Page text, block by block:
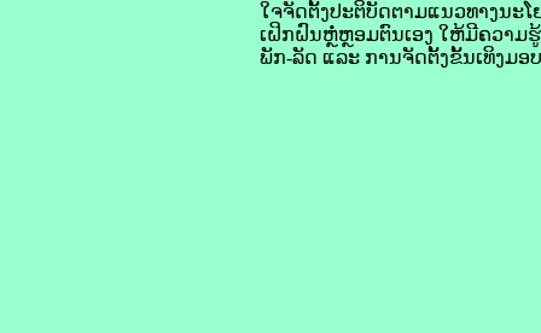
ໃຈຈັດຕັ້ງປະຕິບັດຕາມແນວທາງນະ
ເຝິກຝົນຫຼໍ່ຫຼອມຕົນເອງ ໃຫ້ມີຄວາມ
ພັກ-ລັດ ແລະ ການຈັດຕັ້ງຂັ້ນເທິງມ